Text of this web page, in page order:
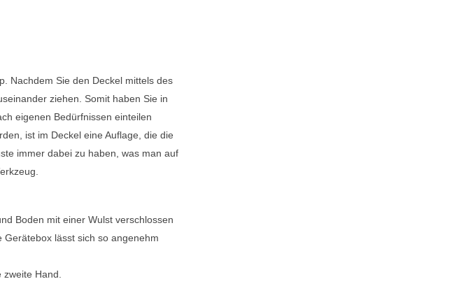
Nachdem Sie den Deckel mittels des
ziehen. Somit haben Sie in
eigenen Bedürfnissen einteilen
ist im Deckel eine Auflage, die die
immer dabei zu haben, was man auf
Boden mit einer Wulst verschlossen
lässt sich so angenehm
Hand.